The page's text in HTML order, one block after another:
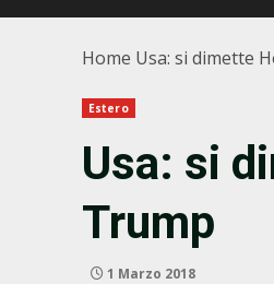
Home Usa: si dimette
Estero
Usa: si
Trump
1 Marzo 2018